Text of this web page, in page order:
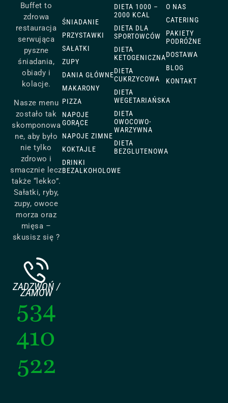
Buffet to
zdrowa
restauracja
serwująca
pyszne
śniadania,
obiady i
kolacje.
Nasze menu
zostało tak
skomponowa
ne, aby było
nie tylko
zdrowo i
smacznie lecz
także “lekko”.
Sałatki, ryby,
zupy, owoce
morza oraz
mięsa –
skusisz się ?
ZADZWOŃ /
ZAMÓW
534
410
522
ŚNIADANIE
PRZYSTAWKI
SAŁATKI
ZUPY
DANIA GŁÓWNE
MAKARONY
PIZZA
NAPOJE
GORĄCE
NAPOJE ZIMNE
KOKTAJLE
DRINKI
BEZALKOHOLOWE
DIETA 1000 –
2000 KCAL
DIETA DLA
SPORTOWCÓW
DIETA
KETOGENICZNA
DIETA
CUKRZYCOWA
DIETA
WEGETARIAŃSKA
DIETA
OWOCOWO-
WARZYWNA
DIETA
BEZGLUTENOWA
O NAS
CATERING
PAKIETY
PODRÓŻNE
DOSTAWA
BLOG
KONTAKT